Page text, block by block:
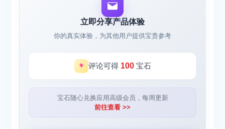
立即分享产品体验
你的真实体验，为其他用户提供宝贵参考
评论可得 100宝石
宝石随心兑换应用高级会员，每周更新
前往查看 >>